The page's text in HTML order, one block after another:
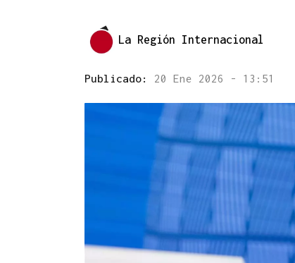
La Región Internacional
Publicado: 20 Ene 2026 - 13:51